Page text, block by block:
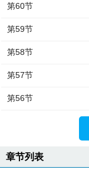
第60节
第59节
第58节
第57节
第56节
章节列表